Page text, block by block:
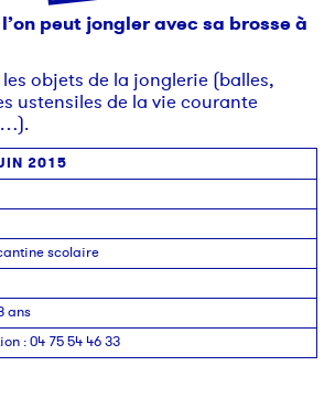
peut jongler avec sa brosse à
objets de la jonglerie (balles,
ustensiles de la vie courante
2015
scolaire
ans
:04 75 54 46 33